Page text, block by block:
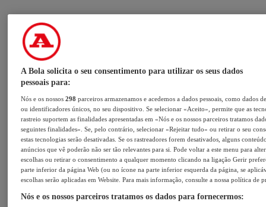
A Bola solicita o seu consentimento para utilizar os seus dados
pessoais para:
Nós e os nossos298 parceiros armazenamos e acedemos a dados pessoais, como dados
ou identificadores únicos, no seu dispositivo. Se selecionar «Aceito», permite que as
rastreio suportem as finalidades apresentadas em «Nós e os nossos parceiros tratamos
seguintes finalidades». Se, pelo contrário, selecionar «Rejeitar tudo» ou retirar o seu
estas tecnologias serão desativadas. Se os rastreadores forem desativados, alguns
anúncios que vê poderão não ser tão relevantes para si. Pode voltar a este menu para
escolhas ou retirar o consentimento a qualquer momento clicando na ligação Gerir
parte inferior da página Web (ou no ícone na parte inferior esquerda da página, se
escolhas serão aplicadas em Website. Para mais informação, consulte a nossa política de
Nós e os nossos parceiros tratamos os dados para fornecermos: